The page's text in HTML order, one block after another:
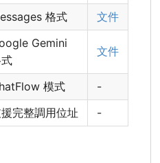
格式 文件
Gemini
文件
模式 -
完整調用位址 -